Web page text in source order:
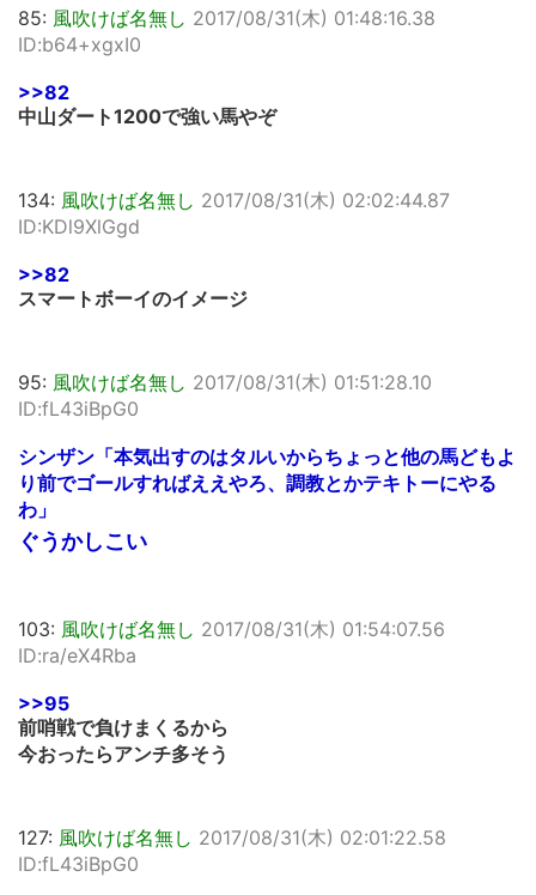
85: 風吹けば名無し 2017/08/31(木) 01:48:16.38
ID:b64+xgxI0
>>82
中山ダート1200で強い馬やぞ
134: 風吹けば名無し 2017/08/31(木) 02:02:44.87
ID:KDl9XlGgd
>>82
スマートボーイのイメージ
95: 風吹けば名無し 2017/08/31(木) 01:51:28.10
ID:fL43iBpG0
シンザン「本気出すのはタルいからちょっと他の馬どもよ
り前でゴールすればええやろ、調教とかテキトーにやる
わ」
ぐうかしこい
103: 風吹けば名無し 2017/08/31(木) 01:54:07.56
ID:ra/eX4Rba
>>95
前哨戦で負けまくるから
今おったらアンチ多そう
127: 風吹けば名無し 2017/08/31(木) 02:01:22.58
ID:fL43iBpG0